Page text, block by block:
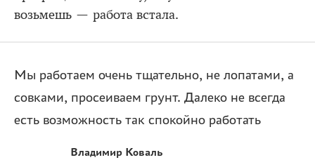
возьмешь — работа встала.
Мы работаем очень тщательно, не лопатами, а
совками, просеиваем грунт. Далеко не всегда
есть возможность так спокойно работать
Владимир Коваль